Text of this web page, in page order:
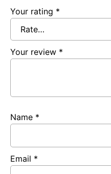
Your rating *
Your review *
Name *
Email *